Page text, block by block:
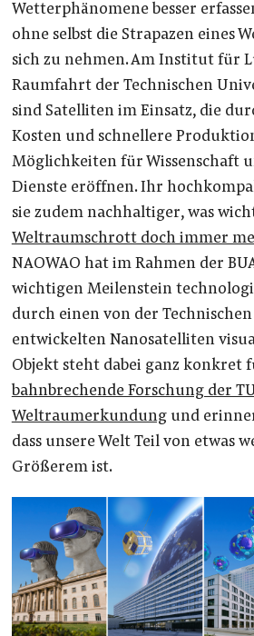
Wetterphänomene besser
ohne selbst die Strapazen eines
sich zu nehmen. Am Institut für
Raumfahrt der Technischen
sind Satelliten im Einsatz, die
Kosten und schnellere
Möglichkeiten für Wissenschaft
Dienste eröffnen. Ihr
sie zudem nachhaltiger, was
Weltraumschrott doch immer
NAOWAO hat im Rahmen der
wichtigen Meilenstein
durch einen von der
entwickelten Nanosatelliten
Objekt steht dabei ganz konkret
bahnbrechende Forschung der
Weltraumerkundungund
dass unsere Welt Teil von etwas
Größerem ist.